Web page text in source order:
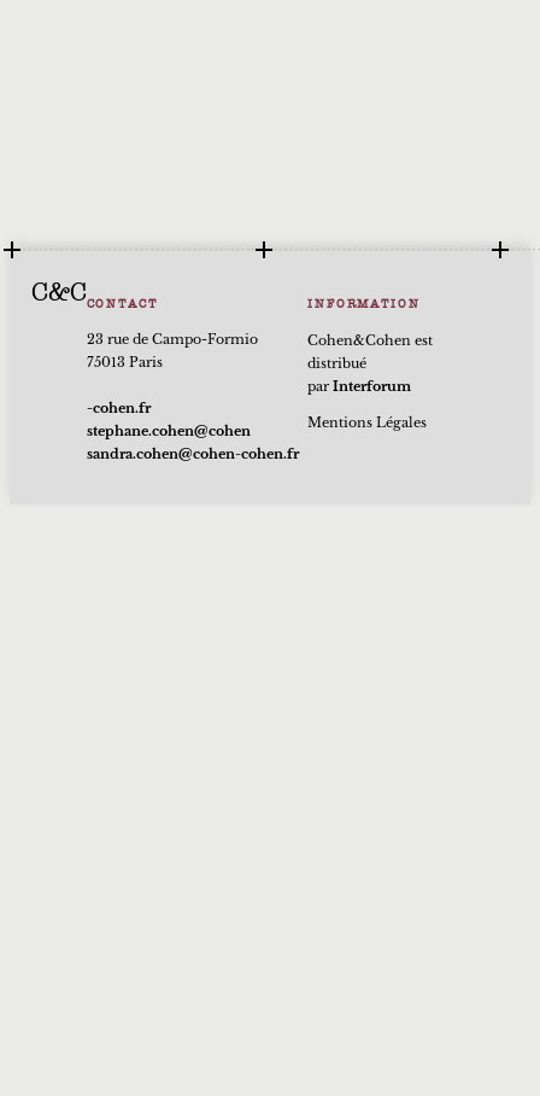
C&CCONTACT
23 rue de Campo-Formio
75013 Paris
rf.nehoc-
nehoc@nehoc.enahpets
rf.nehoc-nehoc@nehoc.ardnas
INFORMATION
Cohen&Cohen est
distribué
parInterforum
Mentions Légales